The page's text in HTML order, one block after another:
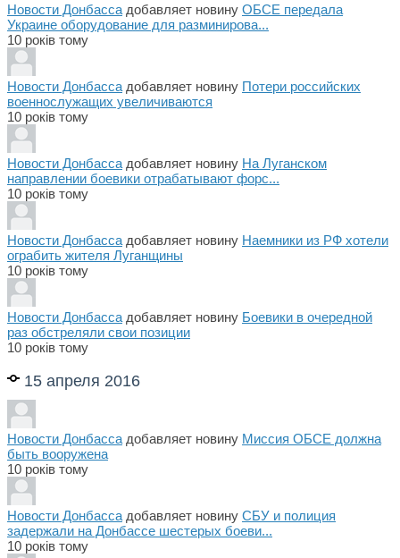
Новости Донбасса добавляет новину ОБСЕ передала
Украине оборудование для разминирова...
10 років тому
Новости Донбасса добавляет новину Потери российских
военнослужащих увеличиваются
10 років тому
Новости Донбасса добавляет новину На Луганском
направлении боевики отрабатывают форс...
10 років тому
Новости Донбасса добавляет новину Наемники из РФ хотели
ограбить жителя Луганщины
10 років тому
Новости Донбасса добавляет новину Боевики в очередной
раз обстреляли свои позиции
10 років тому
15 апреля 2016
Новости Донбасса добавляет новину Миссия ОБСЕ должна
быть вооружена
10 років тому
Новости Донбасса добавляет новину СБУ и полиция
задержали на Донбассе шестерых боеви...
10 років тому